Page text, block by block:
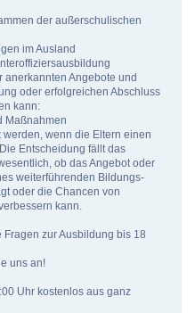
der außerschulischen
im Ausland
anerkannten Angebote und
oder erfolgreichen Abschluss
kann:
Maßnahmen
wenn die Eltern einen
Entscheidung fällt das
ob das Angebot oder
weiterführenden Bildungs-
oder die Chancen von
kann.
zur Ausbildung bis 18
uns an!
Uhr kostenlos aus ganz